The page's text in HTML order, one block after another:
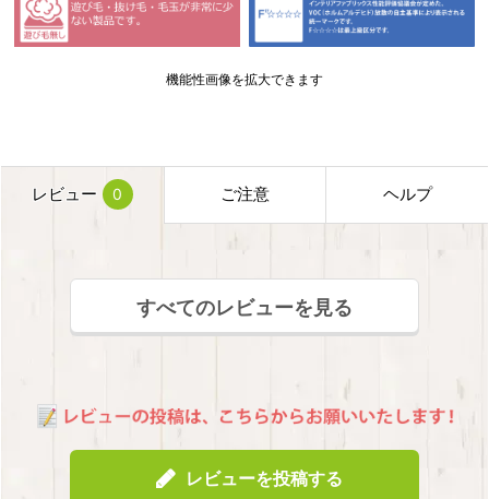
機能性画像を拡大できます
レビュー 0 ご注意 ヘルプ
すべてのレビューを見る
レビューを投稿する